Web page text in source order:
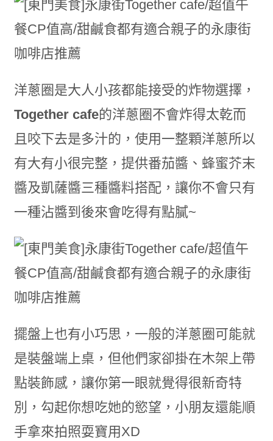
洋蔥圈是大人小孩都能接受的炸物選擇，
Together cafe的洋蔥圈不會炸得太乾而
且咬下去是多汁的，使用一整顆洋蔥所以
有大有小很完整，提供番茄醬、蜂蜜芥末
醬及凱薩醬三種醬料搭配，讓你不會只有
一種沾醬到後來會吃得有點膩~
擺盤上也有小巧思，一般的洋蔥圈可能就
是裝盤端上桌，但他們家卻掛在木架上帶
點裝飾感，讓你第一眼就覺得很新奇特
別，勾起你想吃她的慾望，小朋友還能順
手拿來拍照耍寶用XD